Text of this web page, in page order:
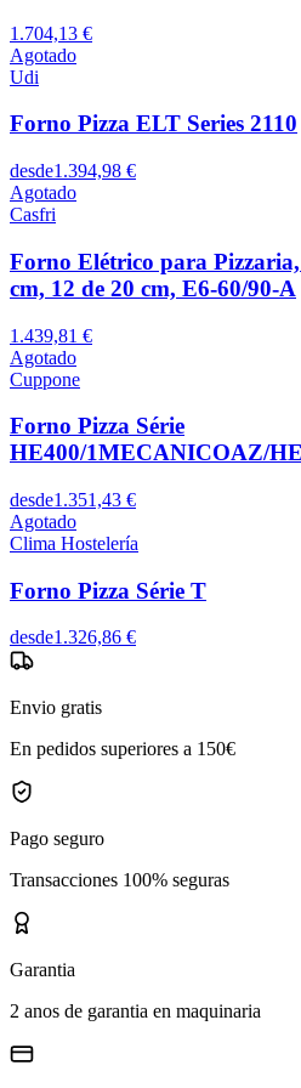
1.704,13 €
Agotado
Udi
Forno Pizza ELT Series 2110
desde1.394,98 €
Agotado
Casfri
Forno Elétrico para Pizzaria,
cm, 12 de 20 cm, E6-60/90-A
1.439,81 €
Agotado
Cuppone
Forno Pizza Série
HE400/1MECANICOAZ/
desde1.351,43 €
Agotado
Clima Hostelería
Forno Pizza Série T
desde1.326,86 €
Envio gratis
En pedidos superiores a 150€
Pago seguro
Transacciones 100% seguras
Garantia
2 anos de garantia en maquinaria